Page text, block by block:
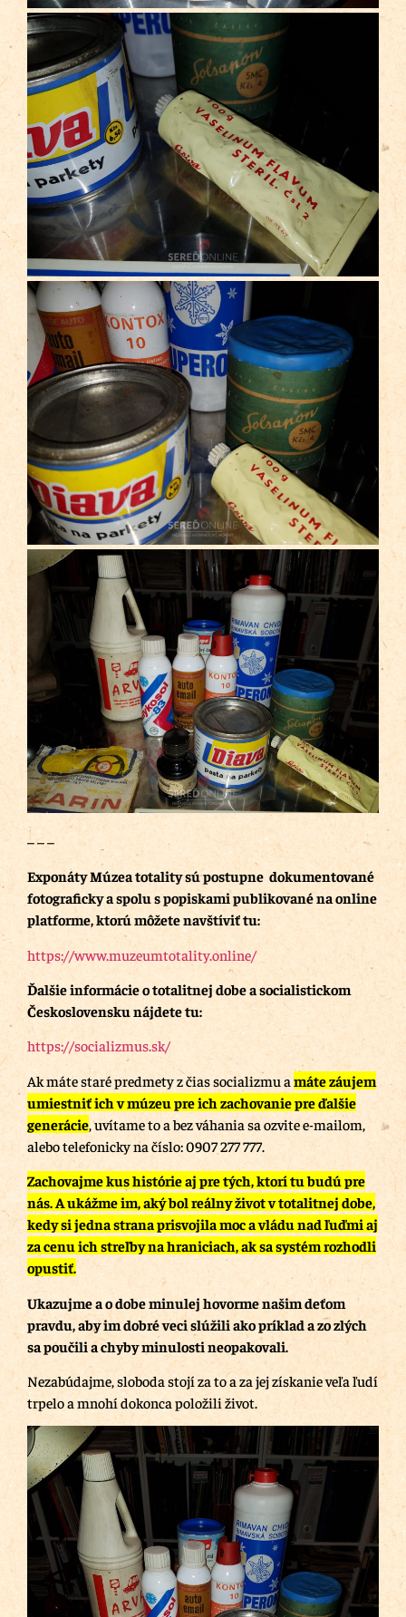
– – –
Exponáty Múzea totality sú postupne dokumentované
fotograficky a spolu s popiskami publikované na online
platforme, ktorú môžete navštíviť tu:
https://www.muzeumtotality.online/
Ďalšie informácie o totalitnej dobe a socialistickom
Československu nájdete tu:
https://socializmus.sk/
Ak máte staré predmety z čias socializmu a máte záujem
umiestniť ich v múzeu pre ich zachovanie pre ďalšie
generácie , uvítame to a bez váhania sa ozvite e-mailom,
alebo telefonicky na číslo: 0907 277 777.
Zachovajme kus histórie aj pre tých, ktorí tu budú pre
nás. A ukážme im, aký bol reálny život v totalitnej dobe,
kedy si jedna strana prisvojila moc a vládu nad ľuďmi aj
za cenu ich streľby na hraniciach, ak sa systém rozhodli
opustiť.
Ukazujme a o dobe minulej hovorme našim deťom
pravdu, aby im dobré veci slúžili ako príklad a zo zlých
sa poučili a chyby minulosti neopakovali.
Nezabúdajme, sloboda stojí za to a za jej získanie veľa ľudí
trpelo a mnohí dokonca položili život.